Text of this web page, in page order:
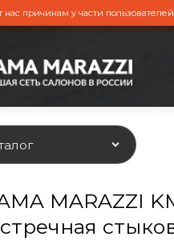
причинам у части
MARAZZI